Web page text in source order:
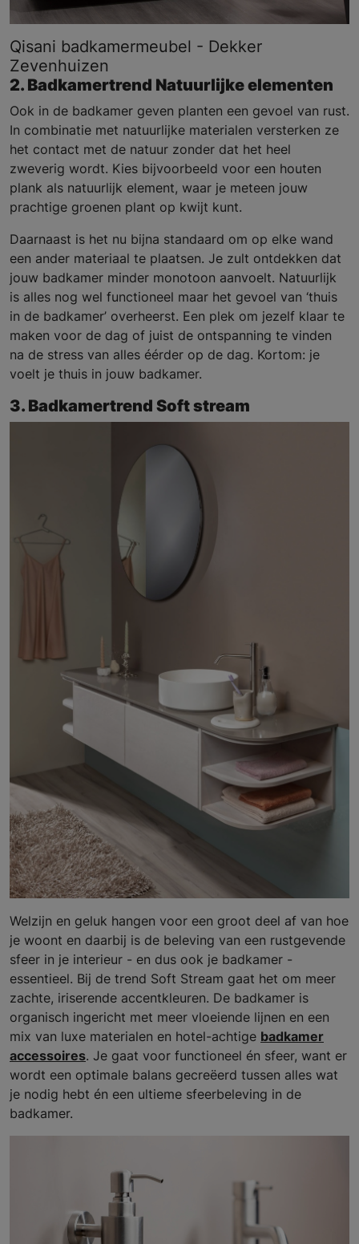
Qisani badkamermeubel - Dekker
Zevenhuizen
2. Badkamertrend Natuurlijke elementen
Ook in de badkamer geven planten een gevoel van rust.
In combinatie met natuurlijke materialen versterken ze
het contact met de natuur zonder dat het heel
zweverig wordt. Kies bijvoorbeeld voor een houten
plank als natuurlijk element, waar je meteen jouw
prachtige groenen plant op kwijt kunt.
Daarnaast is het nu bijna standaard om op elke wand
een ander materiaal te plaatsen. Je zult ontdekken dat
jouw badkamer minder monotoon aanvoelt. Natuurlijk
is alles nog wel functioneel maar het gevoel van ‘thuis
in de badkamer’ overheerst. Een plek om jezelf klaar te
maken voor de dag of juist de ontspanning te vinden
na de stress van alles éérder op de dag. Kortom: je
voelt je thuis in jouw badkamer.
3. Badkamertrend Soft stream
Welzijn en geluk hangen voor een groot deel af van hoe
je woont en daarbij is de beleving van een rustgevende
sfeer in je interieur - en dus ook je badkamer -
essentieel. Bij de trend Soft Stream gaat het om meer
zachte, iriserende accentkleuren. De badkamer is
organisch ingericht met meer vloeiende lijnen en een
mix van luxe materialen en hotel-achtige badkamer
accessoires. Je gaat voor functioneel én sfeer, want er
wordt een optimale balans gecreëerd tussen alles wat
je nodig hebt én een ultieme sfeerbeleving in de
badkamer.